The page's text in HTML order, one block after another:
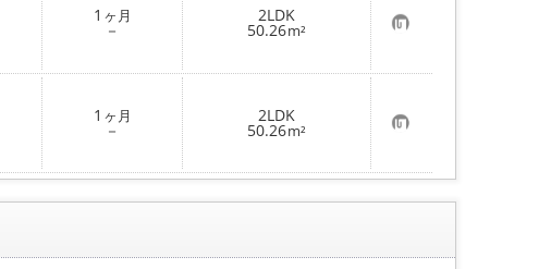
1 ヶ月
－
2LDK
50.26m² お
気
に
入
り
登
録
1 ヶ月
－
2LDK
50.26m² お
気
に
入
登